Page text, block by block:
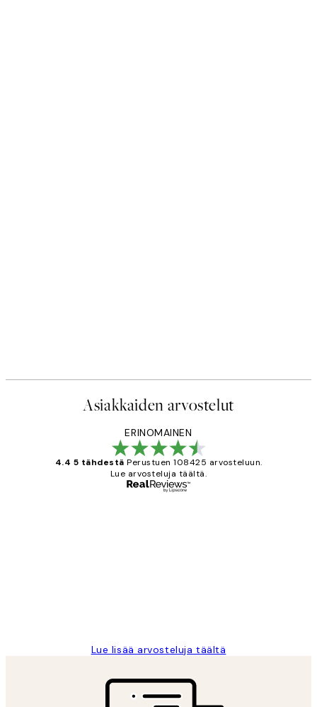
Asiakkaiden arvostelut
ERINOMAINEN
4.4 5 tähdestä Perustuen 108425 arvosteluun.
Lue arvosteluja täältä.
Lue lisää arvosteluja täältä